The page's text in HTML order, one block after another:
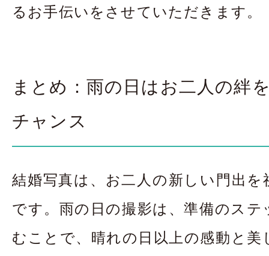
太田店
太田店
るお手伝いをさせていただきます。
まとめ：雨の日はお二人の絆
チャンス
結婚写真は、お二人の新しい門出を
です。雨の日の撮影は、準備のステ
むことで、晴れの日以上の感動と美